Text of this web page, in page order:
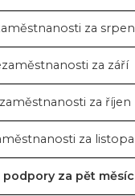
za srpen
za září
za říjen
za
podpory za pět